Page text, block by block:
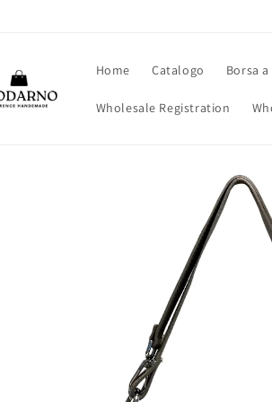
Home Catalogo Borsa
Wholesale Registration